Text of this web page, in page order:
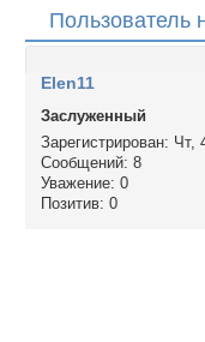
Пользователь
Elen11
Заслуженный
Зарегистрирован: Чт,
Сообщений: 8
Уважение: 0
Позитив: 0